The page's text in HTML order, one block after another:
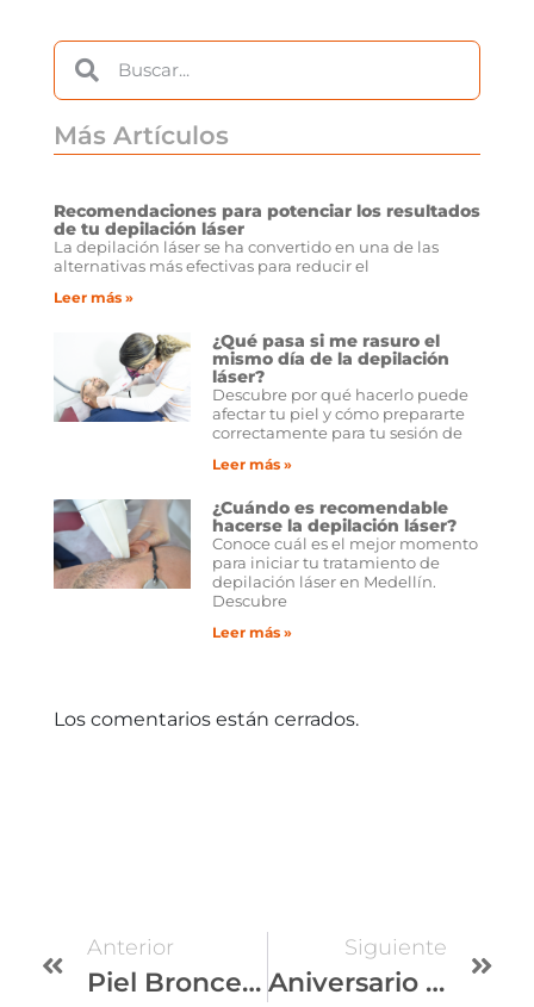
Más Artículos
Recomendaciones para potenciar los resultados
de tu depilación láser
La depilación láser se ha convertido en una de las
alternativas más efectivas para reducir el
Leer más »
¿Qué pasa si me rasuro el
mismo día de la depilación
láser?
Descubre por qué hacerlo puede
afectar tu piel y cómo prepararte
correctamente para tu sesión de
Leer más »
¿Cuándo es recomendable
hacerse la depilación láser?
Conoce cuál es el mejor momento
para iniciar tu tratamiento de
depilación láser en Medellín.
Descubre
Leer más »
Los comentarios están cerrados.
Anterior
Piel Bronceada: Moda vs Salud
Siguiente
Aniversario Dermatológica